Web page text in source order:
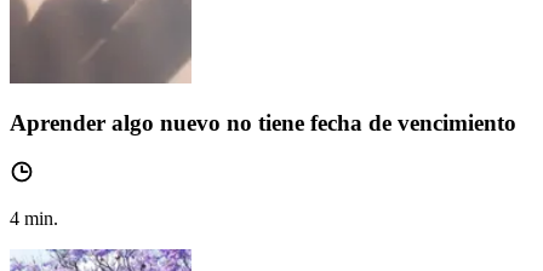
Aprender algo nuevo no tiene fecha de vencimiento
4 min.